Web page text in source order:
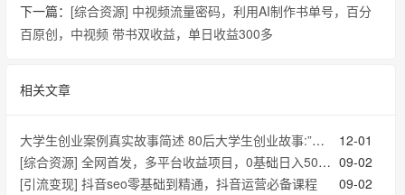
下一篇： [综合资源] 中视频流量密码，利用AI制作书单号，百分
百原创，中视频 带书双收益，单日收益300多
相关文章
12-01
大学生创业案例真实故事简述 80后大学生创业故事:”创业就像人生提早上高速”
09-02
[综合资源] 全网首发，多平台收益项目，0基础日入500多 ，保姆级教学实操落地【揭秘】
09-02
[引流变现] 抖音seo零基础到精通，抖音运营必备课程